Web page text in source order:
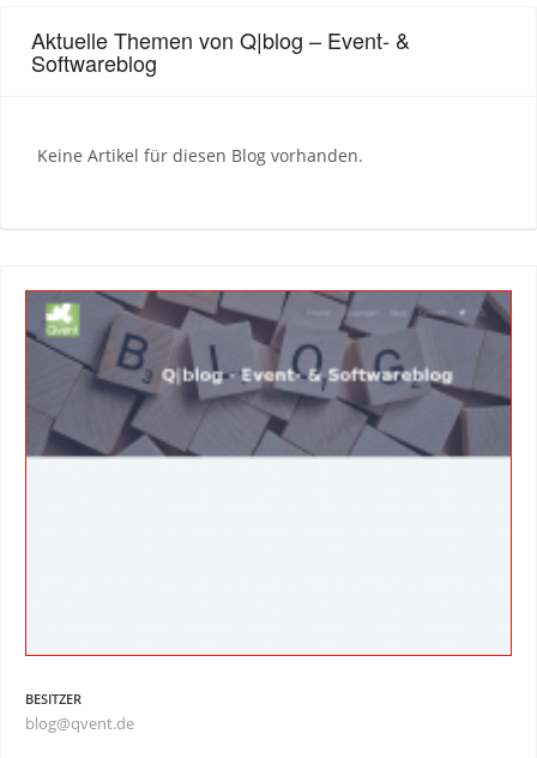
Aktuelle Themen von Q|blog – Event- &
Softwareblog
Keine Artikel für diesen Blog vorhanden.
BESITZER
blog@qvent.de